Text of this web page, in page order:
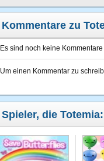
Kommentare zu
Es sind noch keine
Um einen Kommentar zu
Spieler, die